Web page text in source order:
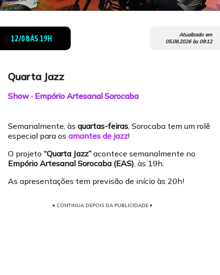
12/08 ÀS 19H
Atualizado em
05.08.2026às 09:12
Quarta Jazz
Show ∙ Empório Artesanal Sorocaba
Semanalmente, às quartas-feiras, Sorocaba tem um rolê
especial para os amantes de jazz!
O projeto “Quarta Jazz” acontece semanalmente no
Empório Artesanal Sorocaba (EAS), às 19h.
As apresentações tem previsão de início às 20h!
▾ CONTINUA DEPOIS DA PUBLICIDADE ▾